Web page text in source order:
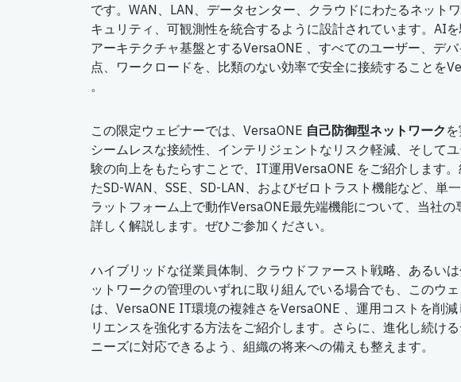
です。WAN、LAN、データセンター、クラウドにわたるネット
キュリティ、可観測性を統合するように設計されています。AIを
アーキテクチャ基盤とするVersaONE 、すべてのユーザー、デ
点、ワークロードを、比類のない効率で安全に接続することを
。
この限定ウェビナーでは、VersaONE 自己防御型ネットワーク を
シームレスな接続性、インテリジェントなリスク軽減、そして
験の向上をもたらすことで、IT運用VersaONE をご紹介します
たSD-WAN、SSE、SD-LAN、およびゼロトラスト機能など、単
ラットフォーム上で動作VersaONE最先端機能について、当社の
詳しく解説します。ぜひご参加ください。
ハイブリッドな従業員体制、クラウドファースト戦略、あるい
ットワークの管理のいずれに取り組んでいる場合でも、このウ
は、VersaONE IT環境の複雑さをVersaONE 、運用コストを削
リエンスを強化する方法をご紹介します。さらに、進化し続け
ニーズに対応できるよう、組織の将来への備えも整えます。